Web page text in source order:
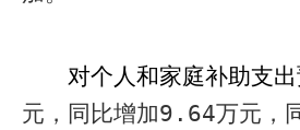
对个人和家庭补助支
元， 同比增加9.64万元，